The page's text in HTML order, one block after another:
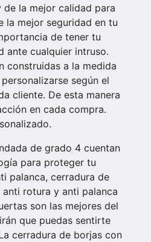
la mejor calidad para
la mejor seguridad en tu
de tener tu
ante cualquier intruso.
construidas a la medida
según el
cliente. De esta manera
en cada compra.
de grado 4 cuentan
para proteger tu
palanca, cerradura de
rotura y anti palanca
son las mejores del
que puedas sentirte
cerradura de borjas con